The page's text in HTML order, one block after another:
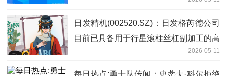
日发精机(002520.SZ)：日发格芮德公司
目前已具备用于行星滚柱丝杠副加工的高
2026-05-11
每日热点:勇士队传闻：史蒂夫·科尔拒绝